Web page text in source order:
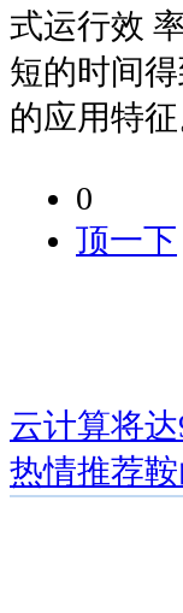
式运行效
短的时间
的应用特征
0
顶一下
云计算将
热情推荐